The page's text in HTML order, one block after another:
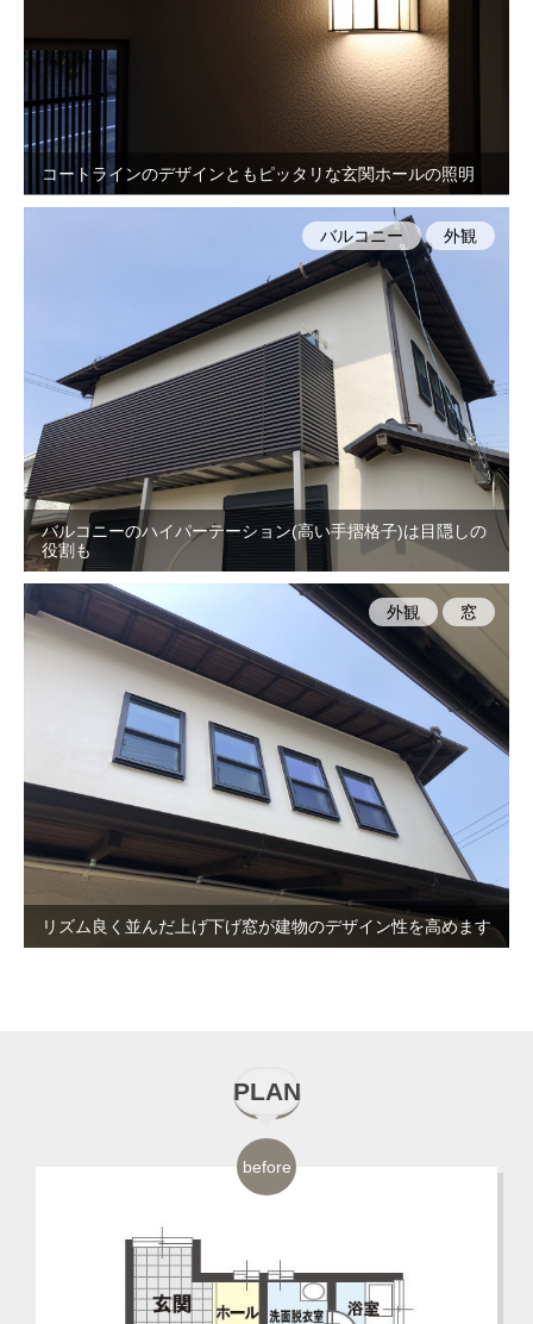
コートラインのデザインともピッタリな玄関ホールの照明
バルコニーのハイパーテーション(高い手摺格子)は目隠しの
役割も
バルコニー 外観
リズム良く並んだ上げ下げ窓が建物のデザイン性を高めます
外観 窓
PLAN
before